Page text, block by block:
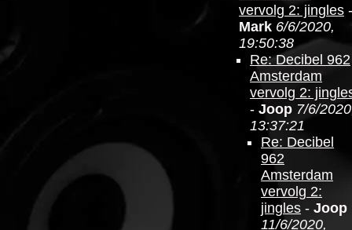
vervolg 2: jingles -
Mark 6/6/2020,
19:50:38
Re: Decibel 962
Amsterdam
vervolg 2:
- Joop 7/6/
13:37:21
Re: Decibel
962
Amsterdam
vervolg 2:
jingles - Joop
11/6/2020,